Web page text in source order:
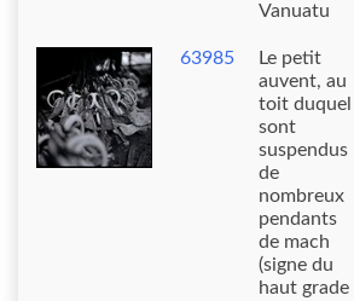
Vanuatu
63985
Le petit
auvent, au
toit duquel
sont
suspendus
de
nombreux
pendants
de mach
(signe du
haut grade